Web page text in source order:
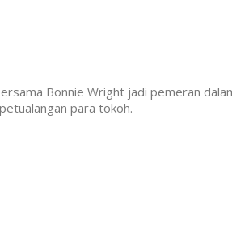
Bonnie Wright jadi pemeran
para tokoh.